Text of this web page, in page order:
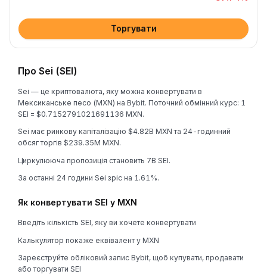
Торгувати
Про Sei (SEI)
Sei — це криптовалюта, яку можна конвертувати в
Мексиканське песо (MXN) на Bybit. Поточний обмінний курс: 1
SEI = $0.7152791021691136 MXN.
Sei має ринкову капіталізацію $4.82B MXN та 24-годинний
обсяг торгів $239.35M MXN.
Циркулююча пропозиція становить 7B SEI.
За останні 24 години Sei зріс на 1.61%.
Як конвертувати SEI у MXN
Введіть кількість SEI, яку ви хочете конвертувати
Калькулятор покаже еквівалент у MXN
Зареєструйте обліковий запис Bybit, щоб купувати, продавати
або торгувати SEI